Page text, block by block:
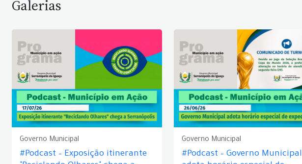
Galerias
Governo Municipal
#Podcast – Exposição itinerante
Governo Municipal
#Podcast – Governo Municipal